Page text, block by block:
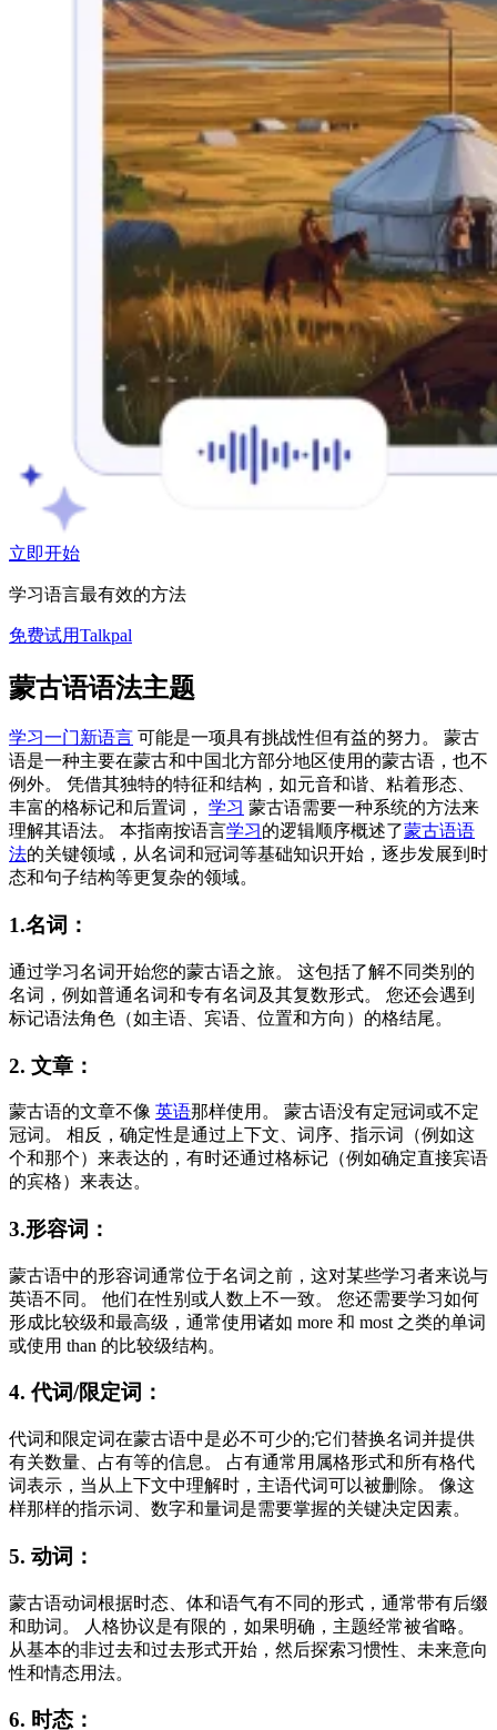
立即开始
学习语言最有效的方法
免费试用Talkpal
蒙古语语法主题
学习一门新语言 可能是一项具有挑战性但有益的努力。 蒙古
语是一种主要在蒙古和中国北方部分地区使用的蒙古语，也不
例外。 凭借其独特的特征和结构，如元音和谐、粘着形态、
丰富的格标记和后置词， 学习 蒙古语需要一种系统的方法来
理解其语法。 本指南按语言学习的逻辑顺序概述了蒙古语语
法的关键领域，从名词和冠词等基础知识开始，逐步发展到时
态和句子结构等更复杂的领域。
1.名词：
通过学习名词开始您的蒙古语之旅。 这包括了解不同类别的
名词，例如普通名词和专有名词及其复数形式。 您还会遇到
标记语法角色（如主语、宾语、位置和方向）的格结尾。
2. 文章：
蒙古语的文章不像 英语那样使用。 蒙古语没有定冠词或不定
冠词。 相反，确定性是通过上下文、词序、指示词（例如这
个和那个）来表达的，有时还通过格标记（例如确定直接宾语
的宾格）来表达。
3.形容词：
蒙古语中的形容词通常位于名词之前，这对某些学习者来说与
英语不同。 他们在性别或人数上不一致。 您还需要学习如何
形成比较级和最高级，通常使用诸如 more 和 most 之类的单词
或使用 than 的比较级结构。
4. 代词/限定词：
代词和限定词在蒙古语中是必不可少的;它们替换名词并提供
有关数量、占有等的信息。 占有通常用属格形式和所有格代
词表示，当从上下文中理解时，主语代词可以被删除。 像这
样那样的指示词、数字和量词是需要掌握的关键决定因素。
5. 动词：
蒙古语动词根据时态、体和语气有不同的形式，通常带有后缀
和助词。 人格协议是有限的，如果明确，主题经常被省略。
从基本的非过去和过去形式开始，然后探索习惯性、未来意向
性和情态用法。
6. 时态：